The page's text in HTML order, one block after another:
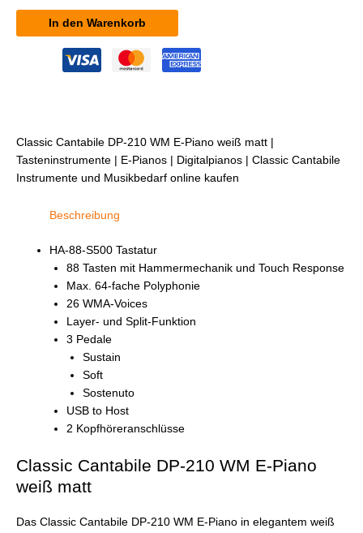
210
Menge
In den Warenkorb
Classic Cantabile DP-210 WM E-Piano weiß matt |
Tasteninstrumente | E-Pianos | Digitalpianos | Classic Cantabile
Instrumente und Musikbedarf online kaufen
Beschreibung
HA-88-S500 Tastatur
88 Tasten mit Hammermechanik und Touch Response
Max. 64-fache Polyphonie
26 WMA-Voices
Layer- und Split-Funktion
3 Pedale
Sustain
Soft
Sostenuto
USB to Host
2 Kopfhöreranschlüsse
Classic Cantabile DP-210 WM E-Piano
weiß matt
Das Classic Cantabile DP-210 WM E-Piano in elegantem weiß